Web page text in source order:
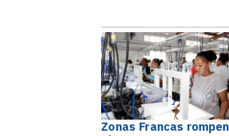
millones, con un.
Zonas Francas rompen